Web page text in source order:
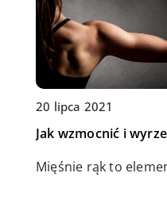
02 lutego 2022
Jak zaaranżować
20 lipca 2021
Jak wzmocnić i
Mięśnie rąk to
10 czerwca 2022
Na co zwrócić